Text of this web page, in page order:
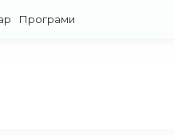
Програми